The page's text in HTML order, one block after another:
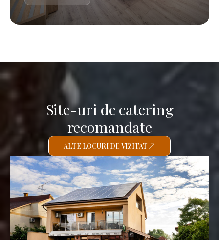
Site-uri de catering
recomandate
ALTE LOCURI DE VIZITAT